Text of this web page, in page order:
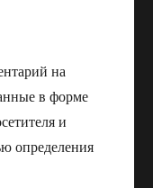
на
в форме
и
определения